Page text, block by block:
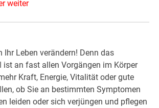
weiter
Ihr Leben verändern! Denn das
ist an fast allen Vorgängen im Körper
Kraft, Energie, Vitalität oder gute
ob Sie an bestimmten Symptomen
leiden oder sich verjüngen und pflegen